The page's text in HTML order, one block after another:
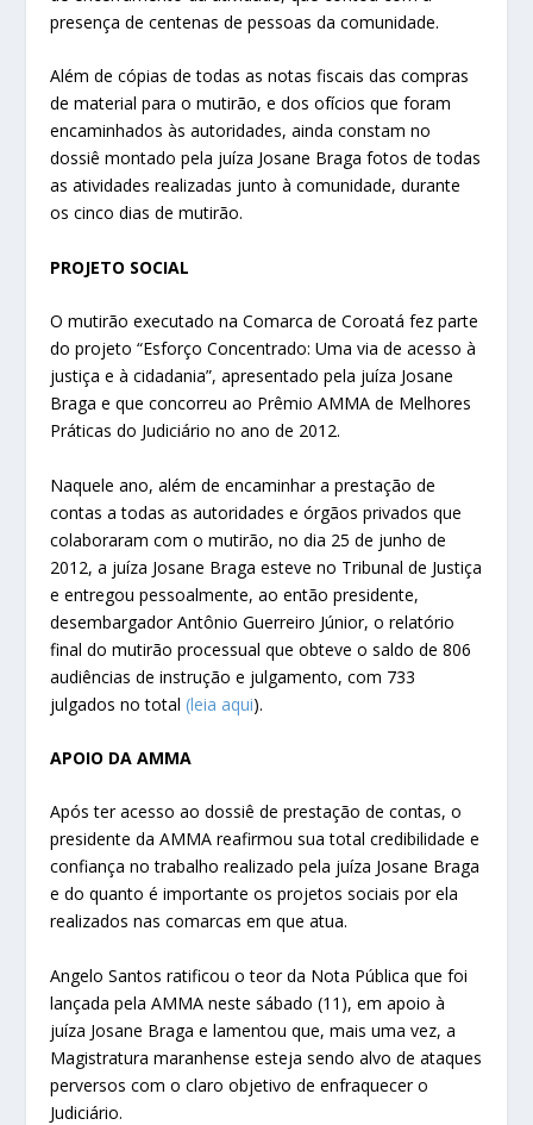
presença de centenas de pessoas da comunidade.
Além de cópias de todas as notas fiscais das compras
de material para o mutirão, e dos ofícios que foram
encaminhados às autoridades, ainda constam no
dossiê montado pela juíza Josane Braga fotos de todas
as atividades realizadas junto à comunidade, durante
os cinco dias de mutirão.
PROJETO SOCIAL
O mutirão executado na Comarca de Coroatá fez parte
do projeto “Esforço Concentrado: Uma via de acesso à
justiça e à cidadania”, apresentado pela juíza Josane
Braga e que concorreu ao Prêmio AMMA de Melhores
Práticas do Judiciário no ano de 2012.
Naquele ano, além de encaminhar a prestação de
contas a todas as autoridades e órgãos privados que
colaboraram com o mutirão, no dia 25 de junho de
2012, a juíza Josane Braga esteve no Tribunal de Justiça
e entregou pessoalmente, ao então presidente,
desembargador Antônio Guerreiro Júnior, o relatório
final do mutirão processual que obteve o saldo de 806
audiências de instrução e julgamento, com 733
julgados no total(leia aqui).
APOIO DA AMMA
Após ter acesso ao dossiê de prestação de contas, o
presidente da AMMA reafirmou sua total credibilidade e
confiança no trabalho realizado pela juíza Josane Braga
e do quanto é importante os projetos sociais por ela
realizados nas comarcas em que atua.
Angelo Santos ratificou o teor da Nota Pública que foi
lançada pela AMMA neste sábado (11), em apoio à
juíza Josane Braga e lamentou que, mais uma vez, a
Magistratura maranhense esteja sendo alvo de ataques
perversos com o claro objetivo de enfraquecer o
Judiciário.